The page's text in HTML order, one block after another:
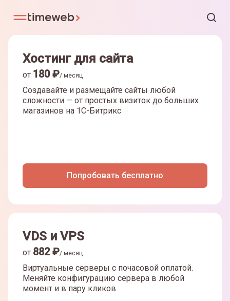
Хостинг для сайта
от 180₽/ месяц
Создавайте и размещайте сайты любой
сложности — от простых визиток до больших
магазинов на 1С-Битрикс
Попробовать бесплатно
VDS и VPS
от 882₽/ месяц
Виртуальные серверы с почасовой оплатой.
Меняйте конфигурацию сервера в любой
момент и в пару кликов